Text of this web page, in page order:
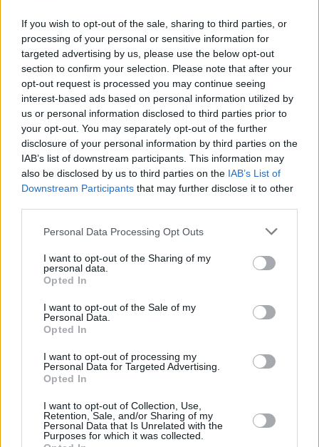
If you wish to opt-out of the sale, sharing to third parties, or
processing of your personal or sensitive information for
targeted advertising by us, please use the below opt-out
section to confirm your selection. Please note that after your
opt-out request is processed you may continue seeing
interest-based ads based on personal information utilized by
us or personal information disclosed to third parties prior to
your opt-out. You may separately opt-out of the further
disclosure of your personal information by third parties on the
IAB’s list of downstream participants. This information may
also be disclosed by us to third parties on the IAB’s List of
Downstream Participants that may further disclose it to other
Personal Data Processing Opt Outs
I want to opt-out of the Sharing of my
personal data.
Opted In
I want to opt-out of the Sale of my
Personal Data.
Opted In
I want to opt-out of processing my
Personal Data for Targeted Advertising.
Opted In
I want to opt-out of Collection, Use,
Retention, Sale, and/or Sharing of my
Personal Data that Is Unrelated with the
Purposes for which it was collected.
15:05, 05 Ιουλίου 2024
Εγγραφείτε στο Newsletter μας
Οι σημαντικότερες ειδήσεις της ημέρας στο email
σου